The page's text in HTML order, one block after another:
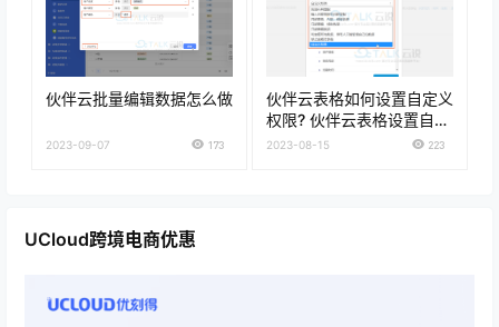
伙伴云批量编辑数据怎么做
2023-09-07 173
伙伴云表格如何设置自定义
权限? 伙伴云表格设置自定
义权限的方法
2023-08-15 223
UCloud跨境电商优惠